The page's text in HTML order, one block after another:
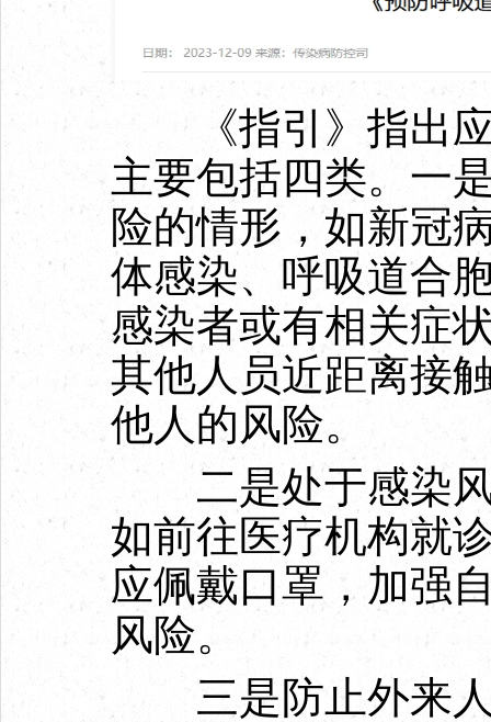
《指引》指出应
主要包括四类。一
险的情形，如新冠
体感染、呼吸道合
感染者或有相关症
其他人员近距离接
他人的风险。
二是处于感染风
如前往医疗机构就
应佩戴口罩，加强
风险。
三是防止外来人